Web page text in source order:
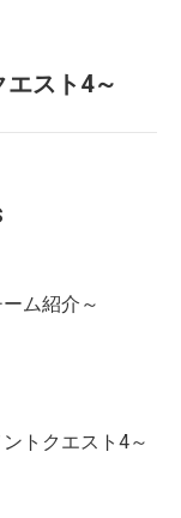
スト4～
ム紹介～
トクエスト4～